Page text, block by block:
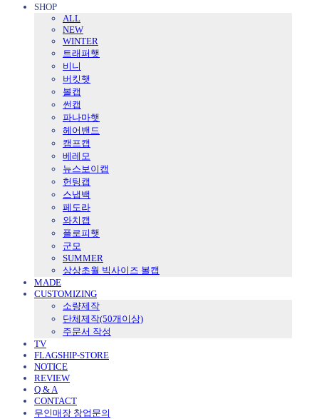
SHOP
ALL
NEW
WINTER
트래퍼햇
비니
버킷햇
볼캡
썬캡
파나마햇
헤어밴드
캠프캡
베레모
뉴스보이캡
헌팅캡
스냅백
페도라
와치캡
플로피햇
군모
SUMMER
상상초월 빅사이즈 볼캡
MADE
CUSTOMIZING
소량제작
단체제작(50개이상)
주문서 작성
TV
FLAGSHIP-STORE
NOTICE
REVIEW
Q & A
CONTACT
무인매장 창업문의